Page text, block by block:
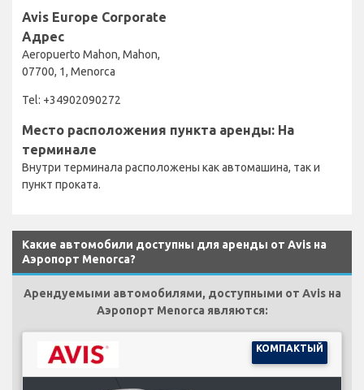
Avis Europe Corporate
Адрес
Aeropuerto Mahon, Mahon,
07700, 1, Menorca
Tel: +34902090272
Место расположения пункта аренды: На
терминале
Внутри терминала расположены как автомашина, так и
пункт проката.
Какие автомобили доступны для аренды от Avis на
Аэропорт Menorca?
Арендуемыми автомобилями, доступными от Avis на
Аэропорт Menorca являются:
КОМПАКТЫЙ